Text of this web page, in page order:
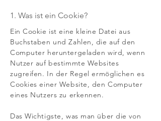
1. Was ist ein Cookie?
Ein Cookie ist eine kleine Datei aus
Buchstaben und Zahlen, die auf den
Computer heruntergeladen wird, wenn
Nutzer auf bestimmte Websites
zugreifen. In der Regel ermöglichen es
Cookies einer Website, den Computer
eines Nutzers zu erkennen.
Das Wichtigste, was man über die von